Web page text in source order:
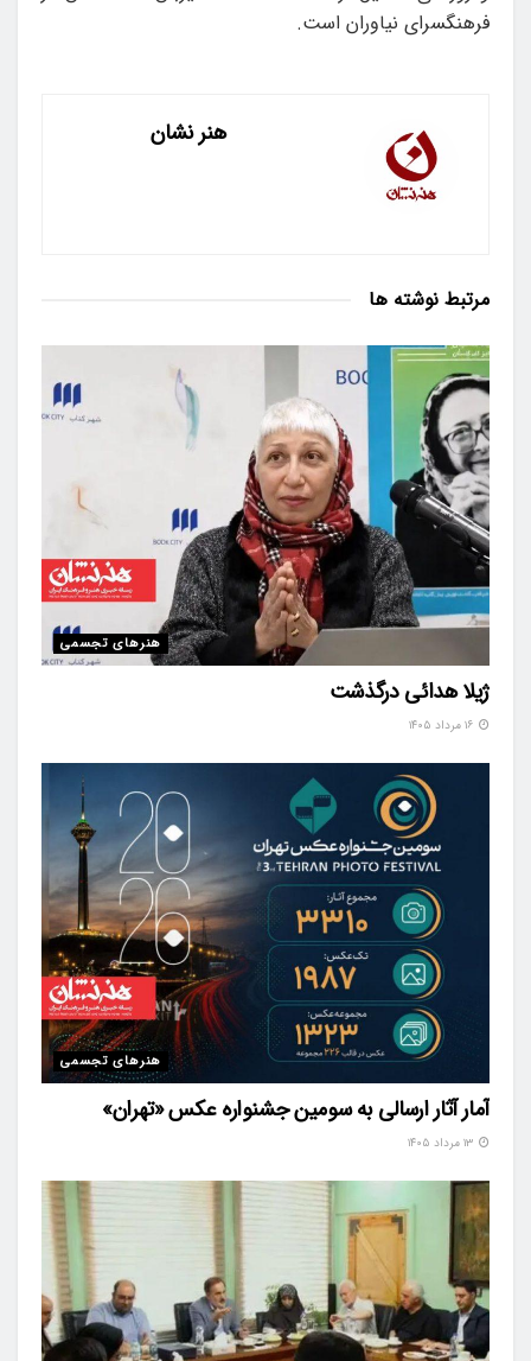
فرهنگسرای نیاوران است.
هنر نشان
مرتبط نوشته ها
هنرهای تجسمی
ژیلا هدائی درگذشت
هنرهای تجسمی
آمار آثار ارسالی به سومین جشنواره عکس «تهران»